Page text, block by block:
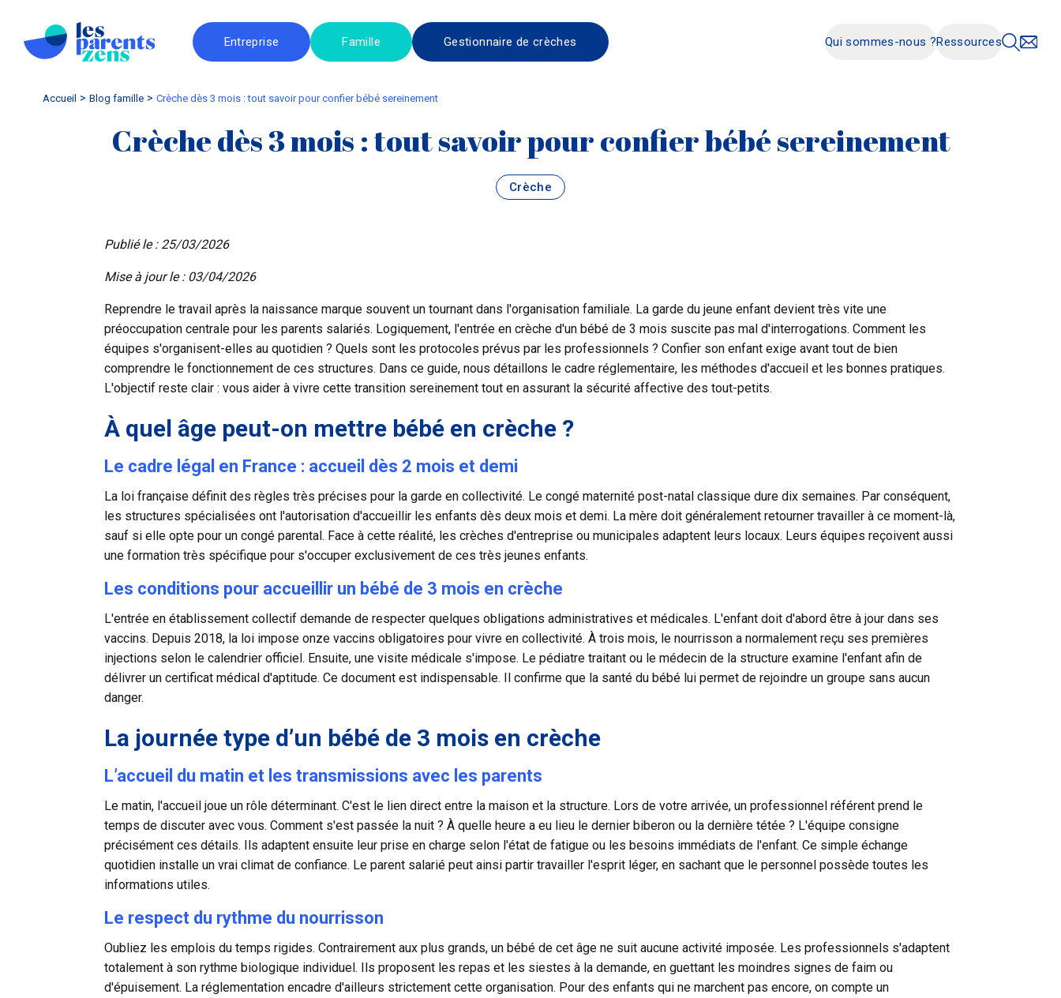
Entreprise Famille Gestionnaire de crèches Qui sommes-nous ?Ressources
Accueil blog famille Crèche dès 3 mois : tout savoir pour confier bébé sereinement
Crèche dès 3 mois : tout savoir pour confier bébé sereinement
Crèche
Publié le : 25/03/2026
Mise à jour le : 03/04/2026
Reprendre le travail après la naissance marque souvent un tournant dans l'organisation familiale. La garde du jeune enfant devient très vite une
préoccupation centrale pour les parents salariés. Logiquement, l'entrée en crèche d'un bébé de 3 mois suscite pas mal d'interrogations. Comment les
équipes s'organisent-elles au quotidien ? Quels sont les protocoles prévus par les professionnels ? Confier son enfant exige avant tout de bien
comprendre le fonctionnement de ces structures. Dans ce guide, nous détaillons le cadre réglementaire, les méthodes d'accueil et les bonnes pratiques.
L'objectif reste clair : vous aider à vivre cette transition sereinement tout en assurant la sécurité affective des tout-petits.
À quel âge peut-on mettre bébé en crèche ?
Le cadre légal en France : accueil dès 2 mois et demi
La loi française définit des règles très précises pour la garde en collectivité. Le congé maternité post-natal classique dure dix semaines. Par conséquent,
les structures spécialisées ont l'autorisation d'accueillir les enfants dès deux mois et demi. La mère doit généralement retourner travailler à ce moment-là,
sauf si elle opte pour un congé parental. Face à cette réalité, les crèches d'entreprise ou municipales adaptent leurs locaux. Leurs équipes reçoivent aussi
une formation très spécifique pour s'occuper exclusivement de ces très jeunes enfants.
Les conditions pour accueillir un bébé de 3 mois en crèche
L'entrée en établissement collectif demande de respecter quelques obligations administratives et médicales. L'enfant doit d'abord être à jour dans ses
vaccins. Depuis 2018, la loi impose onze vaccins obligatoires pour vivre en collectivité. À trois mois, le nourrisson a normalement reçu ses premières
injections selon le calendrier officiel. Ensuite, une visite médicale s'impose. Le pédiatre traitant ou le médecin de la structure examine l'enfant afin de
délivrer un certificat médical d'aptitude. Ce document est indispensable. Il confirme que la santé du bébé lui permet de rejoindre un groupe sans aucun
danger.
La journée type d’un bébé de 3 mois en crèche
L’accueil du matin et les transmissions avec les parents
Le matin, l'accueil joue un rôle déterminant. C'est le lien direct entre la maison et la structure. Lors de votre arrivée, un professionnel référent prend le
temps de discuter avec vous. Comment s'est passée la nuit ? À quelle heure a eu lieu le dernier biberon ou la dernière tétée ? L'équipe consigne
précisément ces détails. Ils adaptent ensuite leur prise en charge selon l'état de fatigue ou les besoins immédiats de l'enfant. Ce simple échange
quotidien installe un vrai climat de confiance. Le parent salarié peut ainsi partir travailler l'esprit léger, en sachant que le personnel possède toutes les
informations utiles.
Le respect du rythme du nourrisson
Oubliez les emplois du temps rigides. Contrairement aux plus grands, un bébé de cet âge ne suit aucune activité imposée. Les professionnels s'adaptent
totalement à son rythme biologique individuel. Ils proposent les repas et les siestes à la demande, en guettant les moindres signes de faim ou
d'épuisement. La réglementation encadre d'ailleurs strictement cette organisation. Pour des enfants qui ne marchent pas encore, on compte un